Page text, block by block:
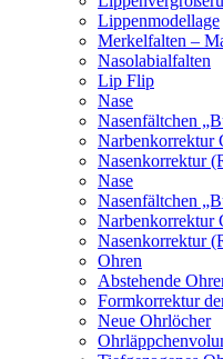
Lippenmodellage
Merkelfalten –
Nasolabialfalten
Lip Flip
Nase
Nasenfältchen
Narbenkorrektur
Nasenkorrektur
Nase
Nasenfältchen
Narbenkorrektur
Nasenkorrektur
Ohren
Abstehende
Formkorrektur
Neue Ohrlöcher